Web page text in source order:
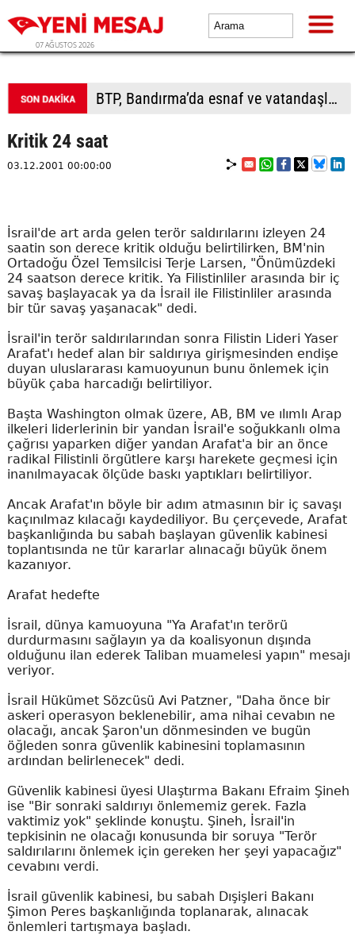
07 AĞUSTOS 2026
BTP, Bandırma’da esnaf ve vatandaşla buluştu
Kritik 24 saat
03.12.2001 00:00:00
İsrail'de art arda gelen terör saldırılarını izleyen 24
saatin son derece kritik olduğu belirtilirken, BM'nin
Ortadoğu Özel Temsilcisi Terje Larsen, "Önümüzdeki
24 saatson derece kritik. Ya Filistinliler arasında bir iç
savaş başlayacak ya da İsrail ile Filistinliler arasında
bir tür savaş yaşanacak" dedi.
İsrail'in terör saldırılarından sonra Filistin Lideri Yaser
Arafat'ı hedef alan bir saldırıya girişmesinden endişe
duyan uluslararası kamuoyunun bunu önlemek için
büyük çaba harcadığı belirtiliyor.
Başta Washington olmak üzere, AB, BM ve ılımlı Arap
ilkeleri liderlerinin bir yandan İsrail'e soğukkanlı olma
çağrısı yaparken diğer yandan Arafat'a bir an önce
radikal Filistinli örgütlere karşı harekete geçmesi için
inanılmayacak ölçüde baskı yaptıkları belirtiliyor.
Ancak Arafat'ın böyle bir adım atmasının bir iç savaşı
kaçınılmaz kılacağı kaydediliyor. Bu çerçevede, Arafat
başkanlığında bu sabah başlayan güvenlik kabinesi
toplantısında ne tür kararlar alınacağı büyük önem
kazanıyor.
Arafat hedefte
İsrail, dünya kamuoyuna "Ya Arafat'ın terörü
durdurmasını sağlayın ya da koalisyonun dışında
olduğunu ilan ederek Taliban muamelesi yapın" mesajı
veriyor.
İsrail Hükümet Sözcüsü Avi Patzner, "Daha önce bir
askeri operasyon beklenebilir, ama nihai cevabın ne
olacağı, ancak Şaron'un dönmesinden ve bugün
öğleden sonra güvenlik kabinesini toplamasının
ardından belirlenecek" dedi.
Güvenlik kabinesi üyesi Ulaştırma Bakanı Efraim Şineh
ise "Bir sonraki saldırıyı önlememiz gerek. Fazla
vaktimiz yok" şeklinde konuştu. Şineh, İsrail'in
tepkisinin ne olacağı konusunda bir soruya "Terör
saldırılarını önlemek için gereken her şeyi yapacağız"
cevabını verdi.
İsrail güvenlik kabinesi, bu sabah Dışişleri Bakanı
Şimon Peres başkanlığında toplanarak, alınacak
önlemleri tartışmaya başladı.